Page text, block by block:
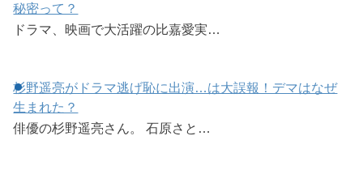
秘密って？
ドラマ、映画で大活躍の比嘉愛実…
杉野遥亮がドラマ逃げ恥に出演…は大誤報！デマはなぜ
生まれた？
俳優の杉野遥亮さん。 石原さと…